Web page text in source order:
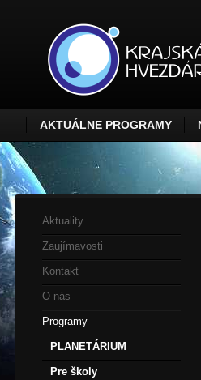
AKTUÁLNE PROGRAMY
Aktuality
Zaujímavosti
Kontakt
O nás
Programy
PLANETÁRIUM
Pre školy